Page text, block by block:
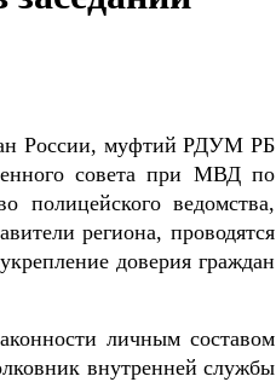
России, муфтий РДУМ РБ
совета при МВД по
полицейского ведомства,
региона, проводятся
доверия граждан
личным составом
внутренней службы